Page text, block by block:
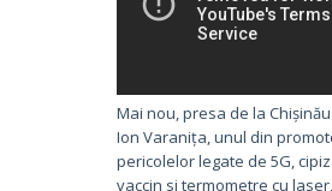
Mai nou, presa de la
Ion Varanița, unul din
pericolelor legate de 5G,
vaccin si termometre cu